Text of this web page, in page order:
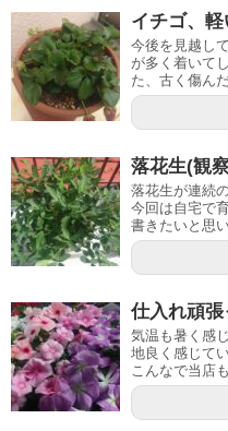
イチゴ、軽
今後を見越し
が多く着いて
た、古く傷ん
落花生(観
落花生が連続
今回は自宅で
書きたいと思
仕入れ頑張
気温も暑く感
地良く感じて
こんなで当店